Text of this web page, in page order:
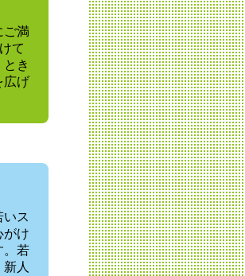
ご満
て
き
広げ
ス
がけ
。若
人